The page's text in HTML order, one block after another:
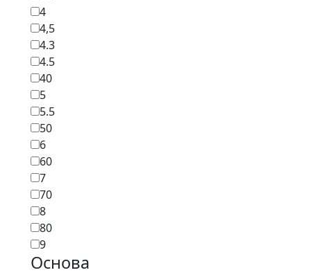
4
4,5
4.3
4.5
40
5
5.5
50
6
60
7
70
8
80
9
Основа